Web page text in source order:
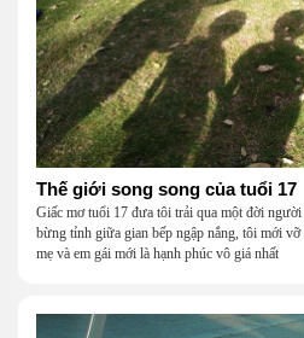
Thế giới song song của tuổi 17
Giấc mơ tuổi 17 đưa tôi trải qua một đời
bừng tỉnh giữa gian bếp ngập nắng, tôi mới
mẹ và em gái mới là hạnh phúc vô giá nhất